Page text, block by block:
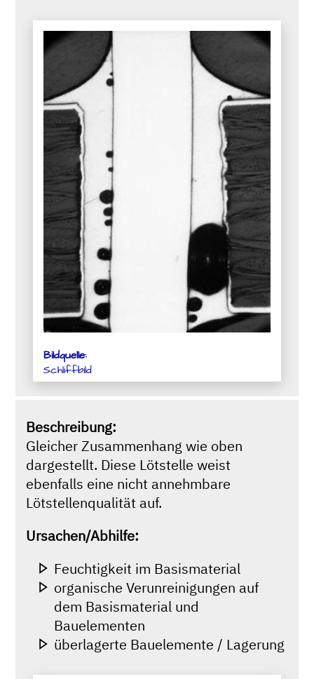
Bildquelle:
Schliffbild
Beschreibung:
Gleicher Zusammenhang wie oben
dargestellt. Diese Lötstelle weist
ebenfalls eine nicht annehmbare
Lötstellenqualität auf.
Ursachen/Abhilfe:
Feuchtigkeit im Basismaterial
organische Verunreinigungen auf
dem Basismaterial und
Bauelementen
überlagerte Bauelemente / Lagerung